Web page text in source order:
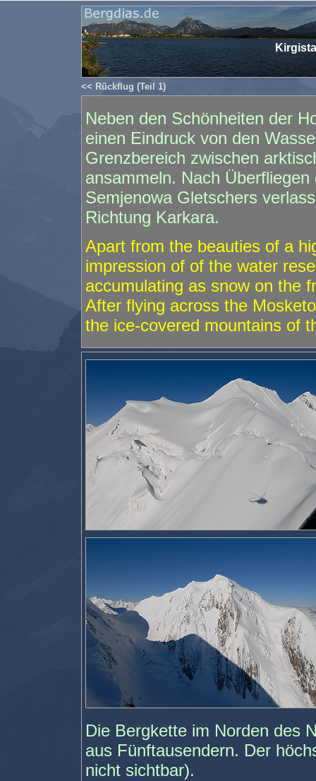
<< Rückflug (Teil 1)
Neben den Schönheiten der
einen Eindruck von den
Grenzbereich zwischen
ansammeln. Nach
Semjenowa Gletschers
Richtung Karkara.
Apart from the beauties of a
impression of of the water
accumulating as snow on the
After flying across the
the ice-covered mountains of
Die Bergkette im Norden des
aus Fünftausendern. Der
nicht sichtbar).